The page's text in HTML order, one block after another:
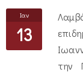
Ιαν
13
την